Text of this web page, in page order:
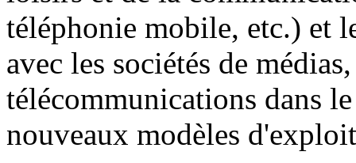
téléphonie mobile, etc.) et
avec les sociétés de
télécommunications dans
nouveaux modèles